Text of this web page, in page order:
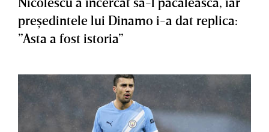
preşedintele lui Dinamo i-a dat replica:
”Asta a fost istoria”